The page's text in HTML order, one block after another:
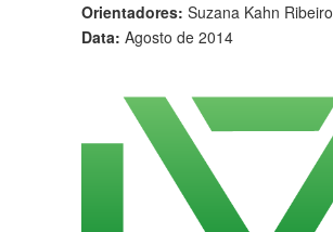
Orientadores: Suzana Kahn Ribeiro
Data: Agosto de 2014